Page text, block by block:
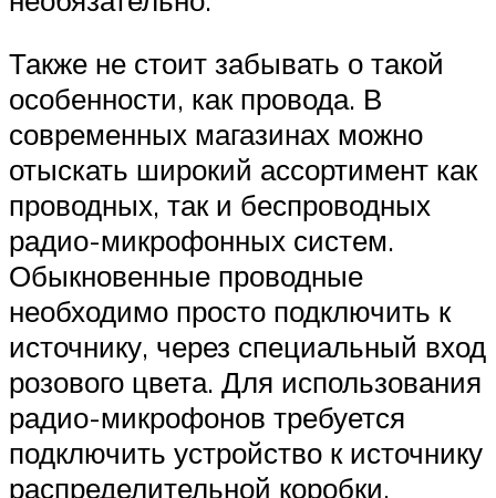
Также не стоит забывать о такой
особенности, как провода. В
современных магазинах можно
отыскать широкий ассортимент как
проводных, так и беспроводных
радио-микрофонных систем.
Обыкновенные проводные
необходимо просто подключить к
источнику, через специальный вход
розового цвета. Для использования
радио-микрофонов требуется
подключить устройство к источнику
распределительной коробки,